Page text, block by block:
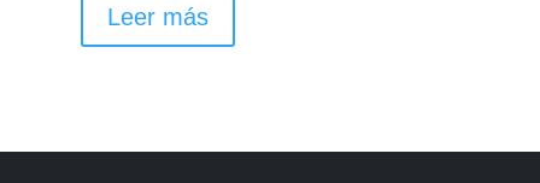
Leer más